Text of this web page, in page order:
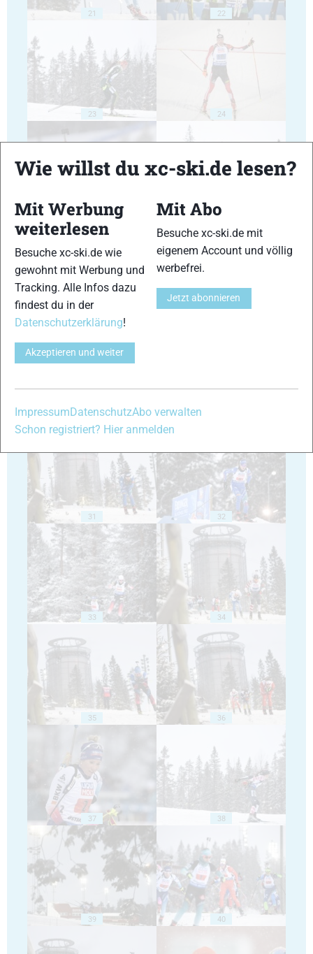
21 22
23 24
25 26
29
31 32
33 34
35 36
37 38
39 40
Wie willst du xc-ski.de lesen?
Mit Werbung
weiterlesen
Besuche xc-ski.de wie
gewohnt mit Werbung und
Tracking. Alle Infos dazu
findest du in der
Datenschutzerklärung!
Akzeptieren und weiter
Mit Abo
Besuche xc-ski.de mit
eigenem Account und völlig
werbefrei.
Jetzt abonnieren
Impressum DatenschutzAbo verwalten
Schon registriert? Hier anmelden